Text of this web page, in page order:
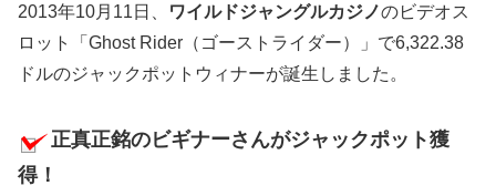
2013年10月11日、 ワイルドジャングルカジノのビデオス
ロット「Ghost Rider（ゴーストライダー）」で6,322.38
ドルのジャックポットウィナーが誕生しました。
正真正銘のビギナーさんがジャックポット獲
得！